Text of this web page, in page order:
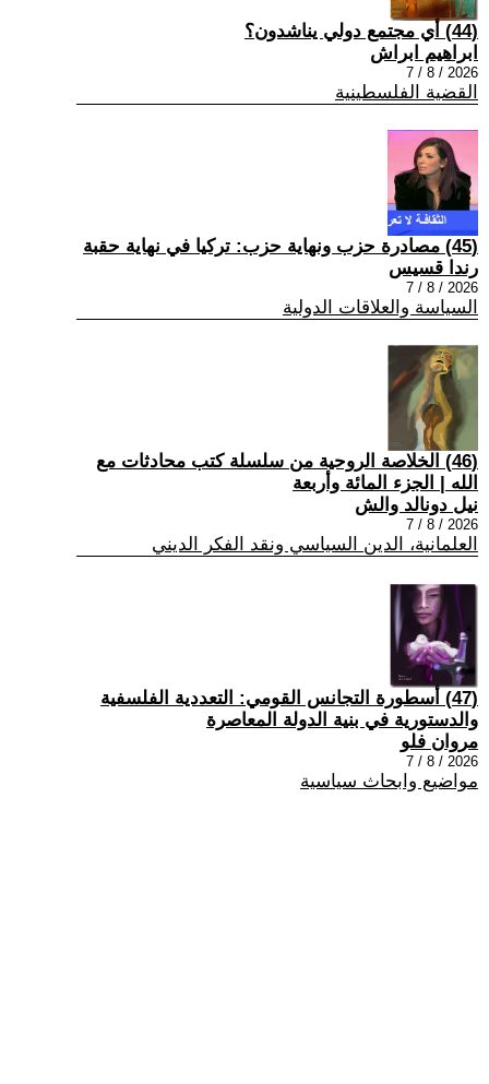
(44) أي مجتمع دولي يناشدون؟
ابراهيم ابراش
2026 / 8 / 7
القضية الفلسطينية
(45) مصادرة حزب ونهاية حزب: تركيا في نهاية حقبة
رندا قسيس
2026 / 8 / 7
السياسة والعلاقات الدولية
(46) الخلاصة الروحية من سلسلة كتب محادثات مع
الله | الجزء المائة وأربعة
نيل دونالد والش
2026 / 8 / 7
العلمانية، الدين السياسي ونقد الفكر الديني
(47) أسطورة التجانس القومي: التعددية الفلسفية
والدستورية في بنية الدولة المعاصرة
مروان فلو
2026 / 8 / 7
مواضيع وابحاث سياسية